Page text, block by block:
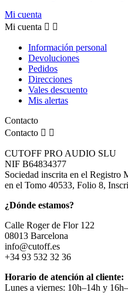
Mi cuenta
Mi cuenta  
Información personal
Devoluciones
Pedidos
Direcciones
Vales descuento
Mis alertas
Contacto
Contacto  
CUTOFF PRO AUDIO SLU
NIF B64834377
Sociedad inscrita en el Registro
en el Tomo 40533, Folio 8,
¿Dónde estamos?
Calle Roger de Flor 122
08013 Barcelona
info@cutoff.es
+34 93 532 32 36
Horario de atención al cliente:
Lunes a viernes: 10h–14h y